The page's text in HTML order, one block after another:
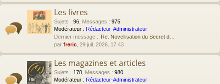
Les livres
Sujets : 96 Messages : 975
Modérateur : Rédacteur-Administrateur
Dernier message : Re: Novellisation du Secret d…
par freric , 29 juil. 2026, 17:43
Les magazines et articles
Sujets : 178 Messages : 980
Modérateur : Rédacteur-Administrateur